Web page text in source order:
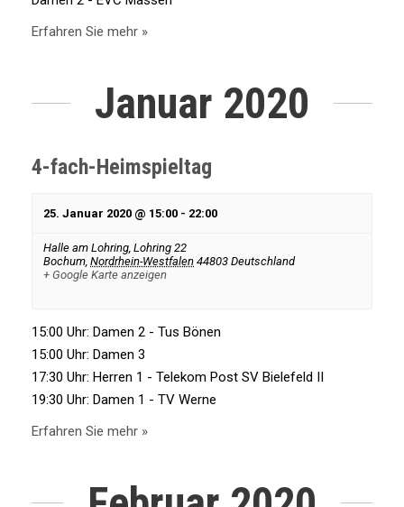
t
g
e
n
S
u
c
g
n
u
c
h
g
n
s
c
h
e
n
-
Erfahren Sie mehr »
Januar 2020
4-fach-Heimspieltag
25. Januar 2020 @ 15:00 - 22:00
Halle am Lohring, Lohring 22
Bochum Nordrhein-Westfalen 44803 Deutschland
+ Google Karte anzeigen
15:00 Uhr: Damen 2 - Tus Bönen
15:00 Uhr: Damen 3
17:30 Uhr: Herren 1 - Telekom Post SV Bielefeld II
19:30 Uhr: Damen 1 - TV Werne
Erfahren Sie mehr »